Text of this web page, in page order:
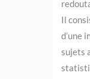
Il
d’une
sujets